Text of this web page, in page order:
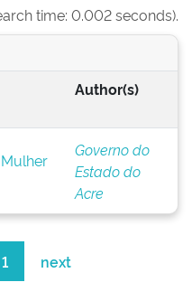
time: 0.002 seconds).
Author(s)
Governo do
Estado do
Acre
1 next